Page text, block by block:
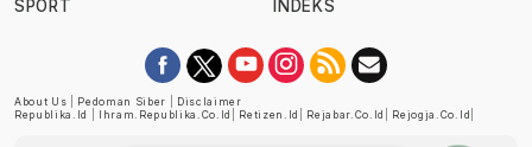
SPORT
INDEKS
About Us Pedoman Siber
Disclaimer
Republika.id
Ihram.republika.co.id Retizen.id Rejabar.co.id Rejogja.co.id